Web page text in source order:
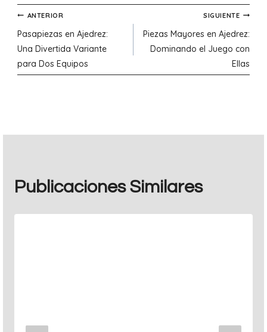
Navegación
de
entradas
ANTERIOR
Pasapiezas en Ajedrez:
Una Divertida Variante
para Dos Equipos
SIGUIENTE
Piezas Mayores en Ajedrez:
Dominando el Juego con
Ellas
Publicaciones Similares